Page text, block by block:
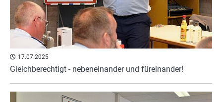
17.07.2025
Gleichberechtigt - nebeneinander und füreinander!